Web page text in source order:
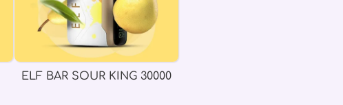
ELF BAR SOUR KING 30000